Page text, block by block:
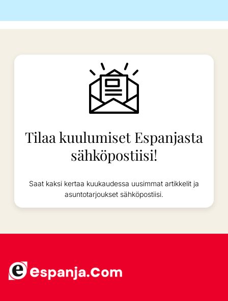
Tilaa kuulumiset Espanjasta
sähköpostiisi!
Saat kaksi kertaa kuukaudessa uusimmat artikkelit ja
asuntotarjoukset sähköpostiisi.